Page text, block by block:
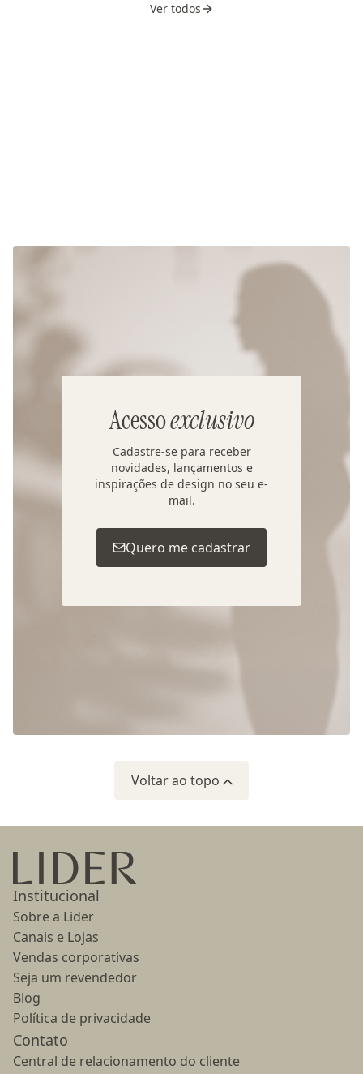
Ver todos
Acessoexclusivo
Cadastre-se para receber
novidades, lançamentos e
inspirações de design no seu e-
mail.
Quero me cadastrar
Voltar ao topo
Ir para a página inicial
Institucional
Sobre a Lider
Canais e Lojas
Vendas corporativas
Seja um revendedor
Blog
Política de privacidade
Contato
Central de relacionamento do cliente